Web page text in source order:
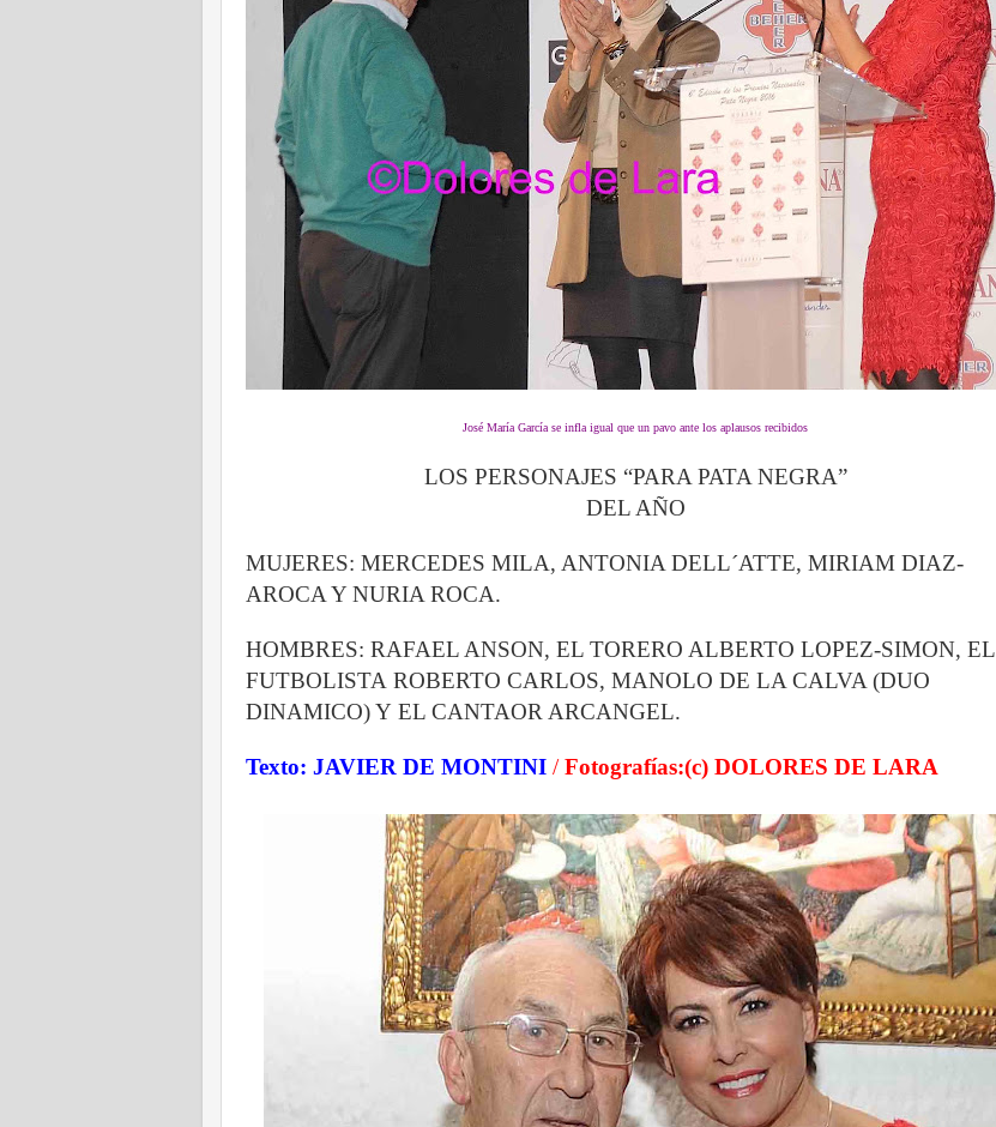
José María García se infla igual que un pavo ante los aplausos recibidos
LOS PERSONAJES “PARA PATA NEGRA”
DEL AÑO
MUJERES: MERCEDES MILA, ANTONIA DELL´ATTE, MIRIAM DIAZ-
AROCA Y NURIA ROCA.
HOMBRES: RAFAEL ANSON, EL TORERO ALBERTO LOPEZ-SIMON, EL
FUTBOLISTA ROBERTO CARLOS, MANOLO DE LA CALVA (DUO
DINAMICO) Y EL CANTAOR ARCANGEL.
Texto: JAVIER DE MONTINI /Fotografías:(c) DOLORES DE LARA